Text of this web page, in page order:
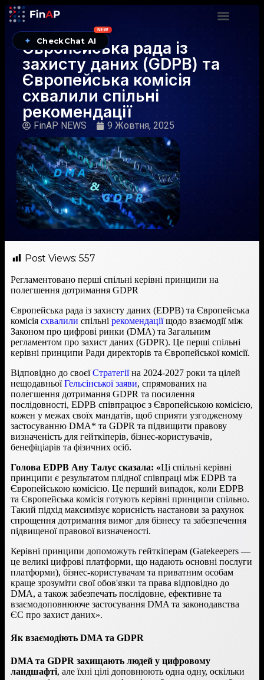
✦ CheckChat AI
NEW
Європейська рада із
захисту даних (GDPB) та
Європейська комісія
схвалили спільні
рекомендації
FinAP NEWS 9 Жовтня, 2025
Post Views: 557
Регламентовано перші спільні керівні принципи на
полегшення дотримання GDPR
Європейська рада із захисту даних (EDPB) та Європейська
комісія схвалили спільні рекомендаціїщодо взаємодії між
Законом про цифрові ринки (DMA) та Загальним
регламентом про захист даних (GDPR). Це перші спільні
керівні принципи Ради директорів та Європейської комісії.
Відповідно до своєїСтратегіїна 2024-2027 роки та цілей
нещодавньоїГельсінської заяви, спрямованих на
полегшення дотримання GDPR та посилення
послідовності, EDPB співпрацює з Європейською комісією,
кожен у межах своїх мандатів, щоб сприяти узгодженому
застосуванню DMA* та GDPR та підвищити правову
визначеність для гейткіперів, бізнес-користувачів,
бенефіціарів та фізичних осіб.
Голова EDPB Ану Талус сказала: «Ці спільні керівні
принципи є результатом плідної співпраці між EDPB та
Європейською комісією. Це перший випадок, коли EDPB
та Європейська комісія готують керівні принципи спільно.
Такий підхід максимізує корисність настанови за рахунок
спрощення дотримання вимог для бізнесу та забезпечення
підвищеної правової визначеності.
Керівні принципи допоможуть гейткіперам (Gatekeepers —
це великі цифрові платформи, що надають основні послуги
платформи), бізнес-користувачам та приватним особам
краще зрозуміти свої обов'язки та права відповідно до
DMA, а також забезпечать послідовне, ефективне та
взаємодоповнююче застосування DMA та законодавства
ЄС про захист даних».
Як взаємодіють DMA та GDPR
DMA та GDPR захищають людей у цифровому
ландшафті, але їхні цілі доповнюють одна одну, оскільки